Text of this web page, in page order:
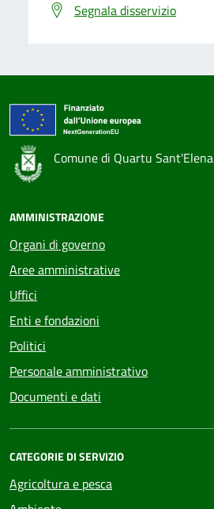
Segnala disservizio
Comune di Quartu Sant'Elena
AMMINISTRAZIONE
Organi di governo
Aree amministrative
Uffici
Enti e fondazioni
Politici
Personale amministrativo
Documenti e dati
CATEGORIE DI SERVIZIO
Agricoltura e pesca